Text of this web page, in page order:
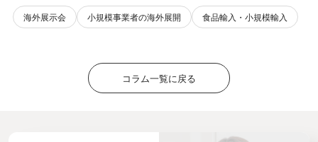
海外展示会 小規模事業者の海外展開 食品輸入・小規模輸入
コラム一覧に戻る